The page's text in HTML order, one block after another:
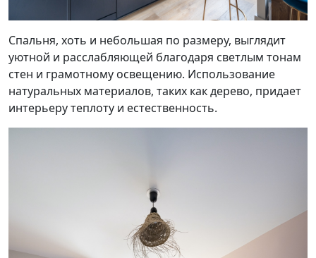
Спальня, хоть и небольшая по размеру, выглядит
уютной и расслабляющей благодаря светлым тонам
стен и грамотному освещению. Использование
натуральных материалов, таких как дерево, придает
интерьеру теплоту и естественность.